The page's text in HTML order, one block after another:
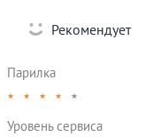
Рекомендует
Парилка
★ ★ ★ ★ ★
Уровень сервиса